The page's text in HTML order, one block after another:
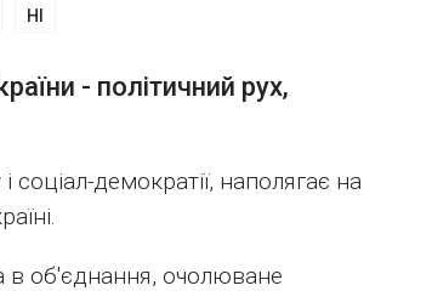
НІ
- політичний рух,
соціал-демократії, наполягає на
в об'єднання, очолюване